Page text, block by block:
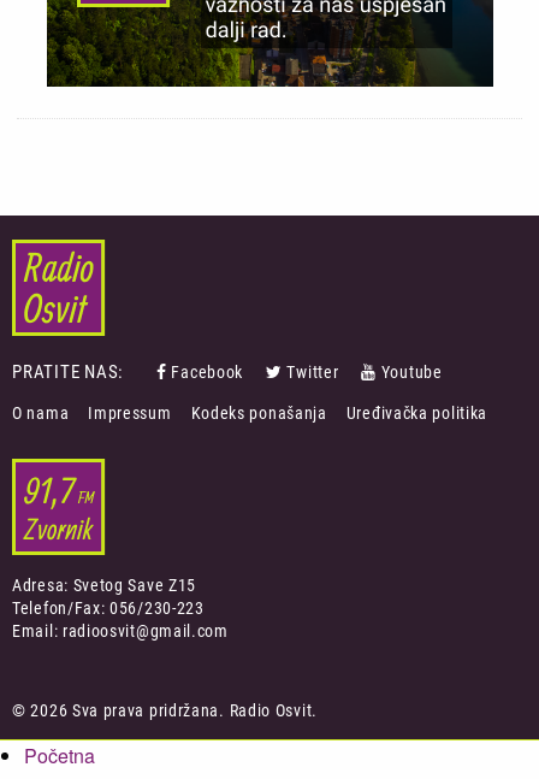
PRATITE NAS: Facebook Twitter Youtube
FOOTER
MENU
O nama Impressum Kodeks ponašanja Uređivačka politika
Adresa: Svetog Save Z15
Telefon/Fax: 056/230-223
Email: radioosvit@gmail.com
© 2026 Sva prava pridržana. Radio Osvit.
Početna